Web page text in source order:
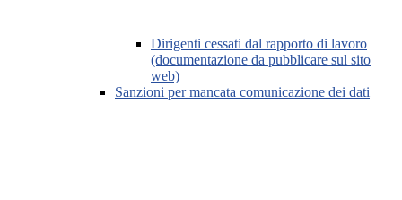
Dirigenti cessati dal rapporto di lavoro
(documentazione da pubblicare sul sito
web)
Sanzioni per mancata comunicazione dei dati